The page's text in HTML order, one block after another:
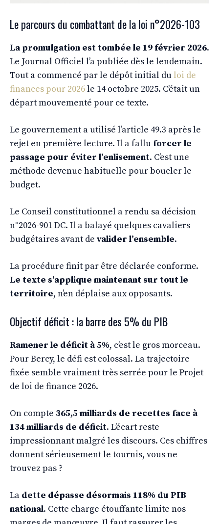
Le parcours du combattant de la loi n°2026-103
La promulgation est tombée le 19 février 2026.
Le Journal Officiel l’a publiée dès le lendemain.
Tout a commencé par le dépôt initial duloi de
finances pour 2026le 14 octobre 2025. C’était un
départ mouvementé pour ce texte.
Le gouvernement a utilisé l’article 49.3 après le
rejet en première lecture. Il a fallu forcer le
passage pour éviter l’enlisement. C’est une
méthode devenue habituelle pour boucler le
budget.
Le Conseil constitutionnel a rendu sa décision
n°2026-901 DC. Il a balayé quelques cavaliers
budgétaires avant devalider l’ensemble.
La procédure finit par être déclarée conforme.
Le texte s’applique maintenant sur tout le
territoire, n’en déplaise aux opposants.
Objectif déficit : la barre des 5% du PIB
Ramener le déficit à 5%, c’est le gros morceau.
Pour Bercy, le défi est colossal. La trajectoire
fixée semble vraiment très serrée pour le Projet
de loi de finance 2026.
On compte 365,5 milliards de recettes face à
134 milliards de déficit. L’écart reste
impressionnant malgré les discours. Ces chiffres
donnent sérieusement le tournis, vous ne
trouvez pas ?
La dette dépasse désormais 118% du PIB
national. Cette charge étouffante limite nos